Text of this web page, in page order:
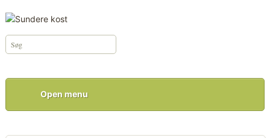
Open menu